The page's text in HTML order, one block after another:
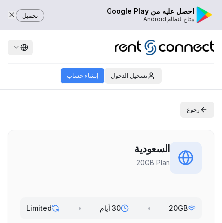
احصل عليه من Google Play
متاح لنظام Android تحميل
تسجيل الدخول إنشاء حساب
رجوع
السعودية
20GB Plan
20GB
• 30 أيام •
Limited